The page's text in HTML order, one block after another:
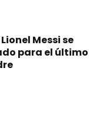
Messi se
para el último